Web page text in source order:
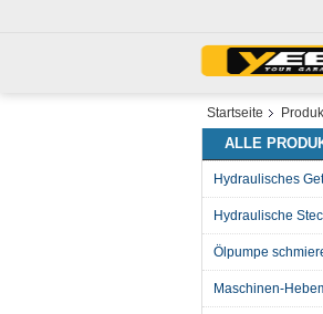
Startseite
ALLE
Hydraulisches
Hydraulische
Ölpumpe
Maschinen-